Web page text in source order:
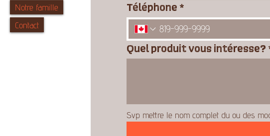
Notre famille
Contact
Téléphone *
Quel produit vous intéresse?
Svp mettre le nom complet du ou des